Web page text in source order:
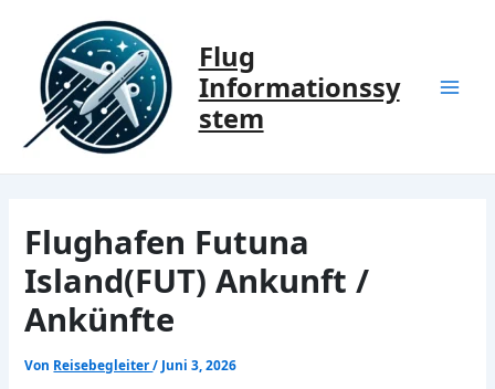
springen
Flug
Informationssy
stem
Flughafen Futuna
Island(FUT) Ankunft /
Ankünfte
Von Reisebegleiter/ Juni 3, 2026